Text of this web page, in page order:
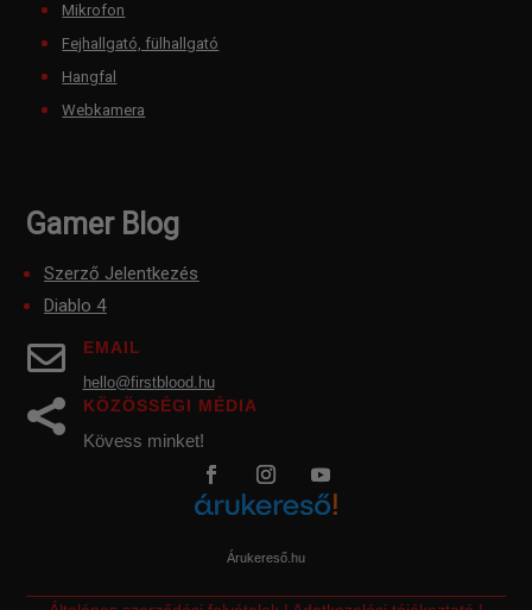
Mikrofon
Fejhallgató, fülhallgató
Hangfal
Webkamera
Gamer Blog
Szerző Jelentkezés
Diablo 4
 EMAIL
hello@firstblood.hu
 KÖZÖSSÉGI MÉDIA
Kövess minket!
Árukereső.hu